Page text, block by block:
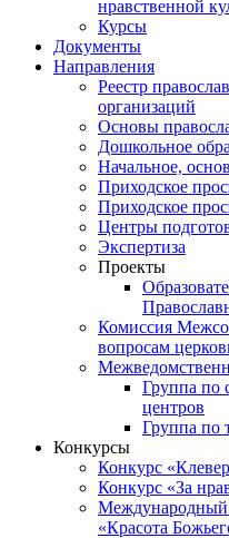
нравственной
Курсы
Документы
Направления
Реестр
организаций
Основы
Дошкольное
Начальное,
Приходское
Приходское
Центры
Экспертиза
Проекты
Комиссия
вопросам
Группа по
центров
Группа по
Конкурсы
Конкурс
Конкурс «За
Международный
«Красота